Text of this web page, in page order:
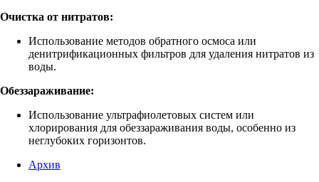
Очистка от нитратов:
Использование методов обратного осмоса или
денитрификационных фильтров для удаления нитратов из
воды.
Обеззараживание:
Использование ультрафиолетовых систем или
хлорирования для обеззараживания воды, особенно из
неглубоких горизонтов.
Архив